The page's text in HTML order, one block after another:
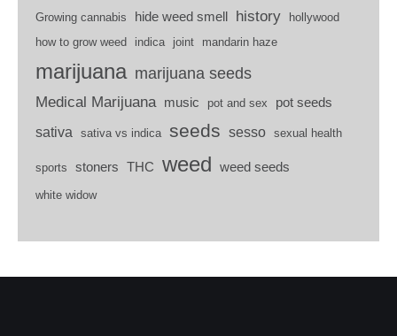
Growing cannabis hide weed smell history
hollywood
how to grow weed
indica joint mandarin haze
marijuana marijuana seeds
Medical Marijuana
music pot and sex pot seeds
sativa sativa vs indica seeds sesso sexual health
sports stoners THC weed weed seeds
white widow